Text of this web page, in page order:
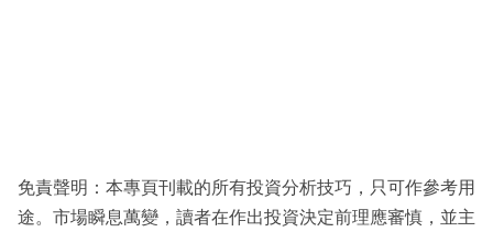
免責聲明：本專頁刊載的所有投資分析技巧，只可作參考用
途。市場瞬息萬變，讀者在作出投資決定前理應審慎，並主